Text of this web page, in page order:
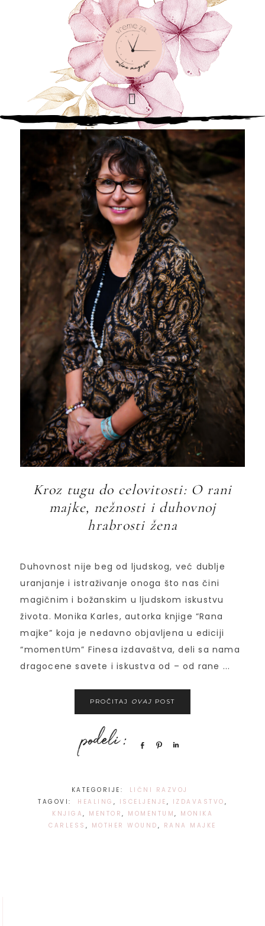
Kroz tugu do celovitosti: O rani
majke, nežnosti i duhovnoj
hrabrosti žena
Duhovnost nije beg od ljudskog, već dublje
uranjanje i istraživanje onoga što nas čini
magičnim i božanskim u ljudskom iskustvu
života. Monika Karles, autorka knjige “Rana
majke” koja je nedavno objavljena u ediciji
“momentUm” Finesa izdavaštva, deli sa nama
dragocene savete i iskustva od – od rane ...
PROČITAJ OVAJ POST
Share Pin
KATEGORIJE:
LIČNI RAZVOJ
TAGOVI:
HEALING , ISCELJENJE , IZDAVASTVO ,
KNJIGA , MENTOR , MOMENTUM , MONIKA
CARLESS , MOTHER WOUND , RANA MAJKE